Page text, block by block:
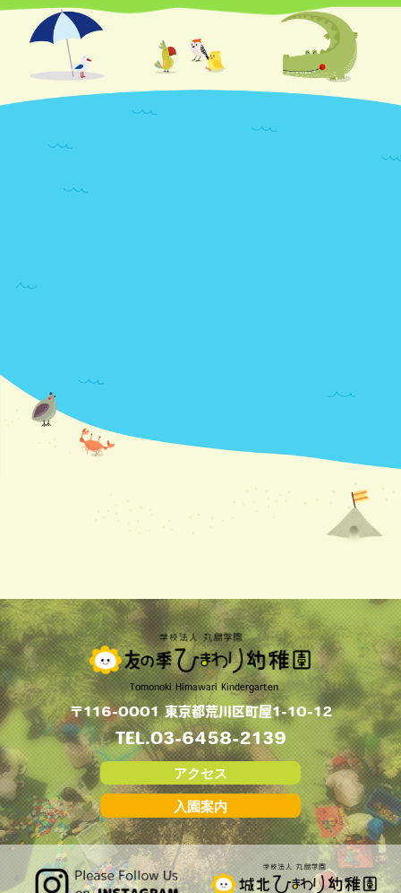
Tomonoki Himawari Kindergarten
〒116-0001 東京都荒川区町屋1-10-12
TEL.03-6458-2139
アクセス
入園案内